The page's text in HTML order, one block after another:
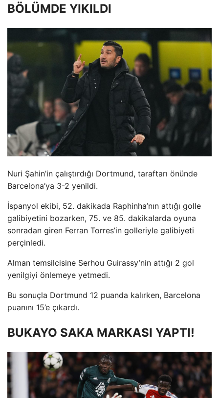
BÖLÜMDE YIKILDI
Nuri Şahin’in çalıştırdığı Dortmund, taraftarı önünde
Barcelona’ya 3-2 yenildi.
İspanyol ekibi, 52. dakikada Raphinha’nın attığı golle
galibiyetini bozarken, 75. ve 85. dakikalarda oyuna
sonradan giren Ferran Torres’in golleriyle galibiyeti
perçinledi.
Alman temsilcisine Serhou Guirassy’nin attığı 2 gol
yenilgiyi önlemeye yetmedi.
Bu sonuçla Dortmund 12 puanda kalırken, Barcelona
puanını 15’e çıkardı.
BUKAYO SAKA MARKASI YAPTI!